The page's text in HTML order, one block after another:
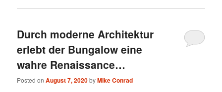
Durch moderne Architektur
erlebt der Bungalow eine
wahre Renaissance…
Posted onAugust 7, 2020byMike Conrad